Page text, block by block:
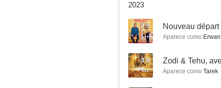
Un mariage sans fin
2023
7.5 Nouveau départ
Aparece como Erwan
3.0
Aparece como Tarek